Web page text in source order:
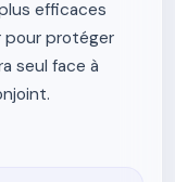
efficaces
pour protéger
seul face à